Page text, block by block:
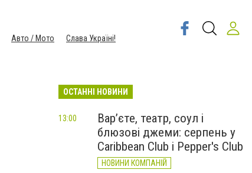
Авто / Мото Слава Україні!
ОСТАННІ НОВИНИ
Вар’єте, театр, соул і
блюзові джеми: серпень у
Caribbean Club і Pepper's Club
НОВИНИ КОМПАНІЙ
13:00